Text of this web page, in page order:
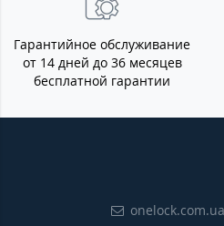
Гарантийное обслуживание
от 14 дней до 36 месяцев
бесплатной гарантии